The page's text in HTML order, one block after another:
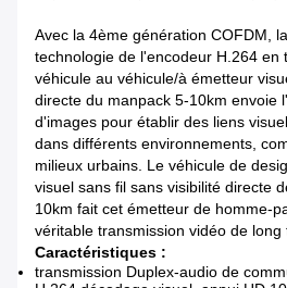
Avec la 4ème génération COFDM,
technologie de l'encodeur H.264 en
véhicule au véhicule/à émetteur
directe du manpack 5-10km envoie
d'images pour établir des liens
dans différents environnements,
milieux urbains. Le véhicule de
visuel sans fil sans visibilité directe
10km fait cet émetteur de homme-
véritable transmission vidéo de long
Caractéristiques :
transmission Duplex-audio de